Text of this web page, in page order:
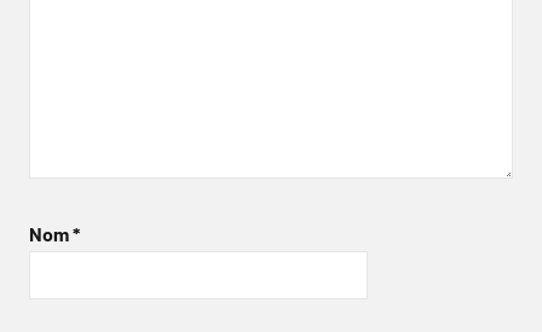
Nom*